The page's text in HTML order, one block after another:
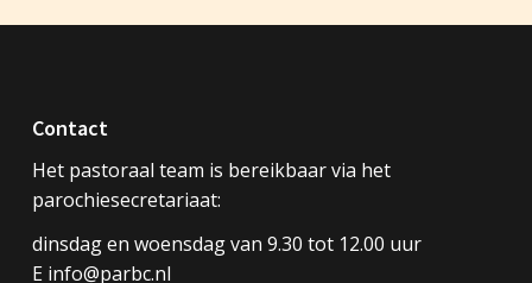
Contact
Het pastoraal team is bereikbaar via het
parochiesecretariaat:
dinsdag en woensdag van 9.30 tot 12.00 uur
E info@parbc.nl